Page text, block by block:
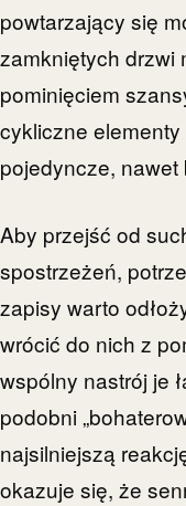
powtarzający się
zamkniętych drzwi
pominięciem
cykliczne
pojedyncze,
Aby przejść od
spostrzeżeń,
zapisy warto
wrócić do nich z
wspólny nastrój je
podobni
najsilniejszą
okazuje się, że